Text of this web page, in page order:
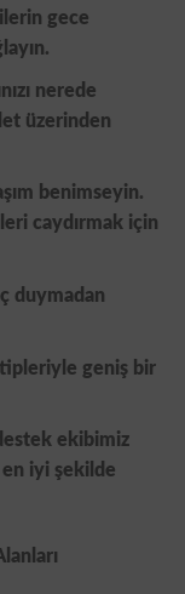
gece
nerede
üzerinden
benimseyin.
caydırmak için
duymadan
tipleriyle geniş bir
ekibimiz
en iyi şekilde